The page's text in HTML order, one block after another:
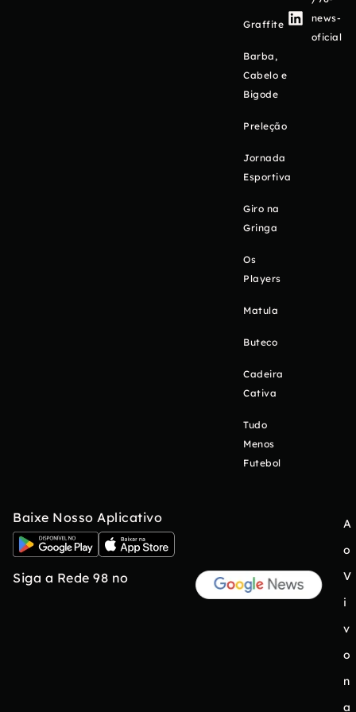
Graffite
Barba,
Cabelo e
Bigode
Preleção
Jornada
Esportiva
Giro na
Gringa
Os
Players
Matula
Buteco
Cadeira
Cativa
Tudo
Menos
Futebol
news-
oficial
Baixe Nosso Aplicativo
Siga a Rede 98 no
A
o
V
i
v
o
n
a